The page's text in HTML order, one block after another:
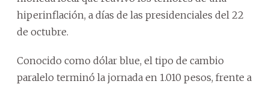
hiperinflación, a días de las presidenciales del 22
de octubre.
Conocido como dólar blue, el tipo de cambio
paralelo terminó la jornada en 1.010 pesos, frente a